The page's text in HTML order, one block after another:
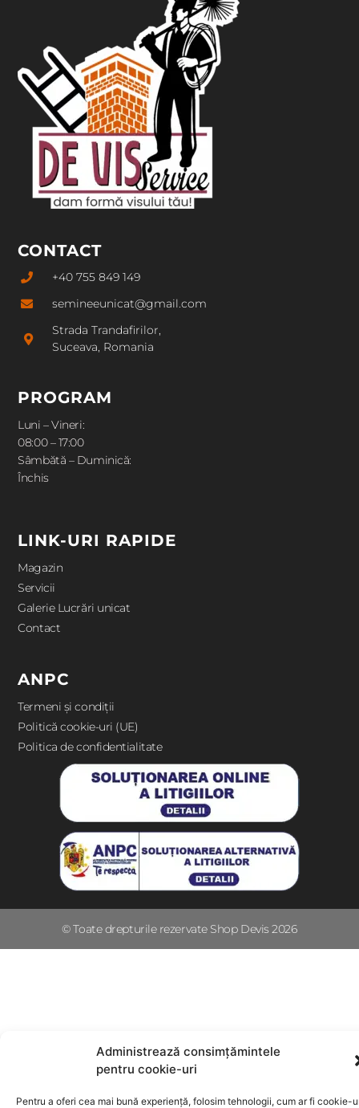
Administrează consimțămintele
pentru cookie-uri
Pentru a oferi cea mai bună experiență, folosim tehnologii, cum ar fi cookie-
CONTACT
+40 755 849 149
semineeunicat@gmail.com
Strada Trandafirilor,
Suceava, Romania
PROGRAM
Luni – Vineri:
08:00 – 17:00
Sâmbătă – Duminică:
Închis
LINK-URI RAPIDE
Magazin
Servicii
Galerie Lucrări unicat
Contact
ANPC
Termeni și condiții
Politică cookie-uri (UE)
Politica de confidentialitate
© Toate drepturile rezervate Shop Devis 2026